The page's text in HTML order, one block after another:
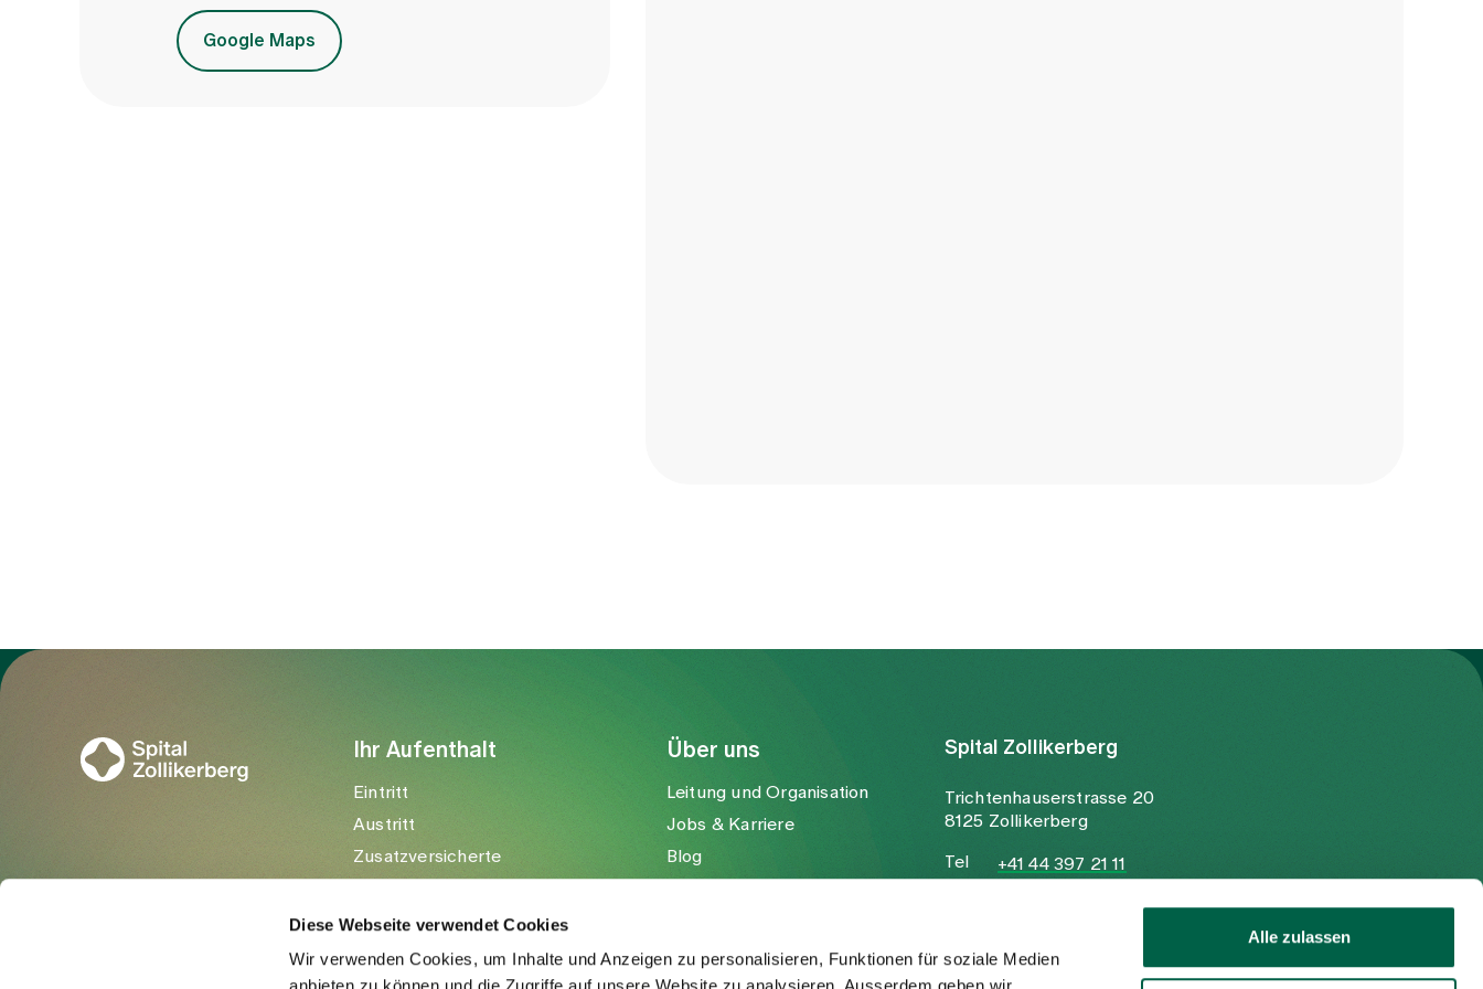
Diese Webseite verwendet Cookies
Wir verwenden Cookies, um Inhalte und Anzeigen zu personalisieren, Funktionen für soziale Medien
Alle zulassen
Google Maps
Ihr Aufenthalt
Eintritt
Austritt
Zusatzversicherte
Über uns
Leitung und Organisation
Jobs & Karriere
Blog
Spital Zollikerberg
Trichtenhauserstrasse 20
8125 Zollikerberg
Tel
+41 44 397 21 11